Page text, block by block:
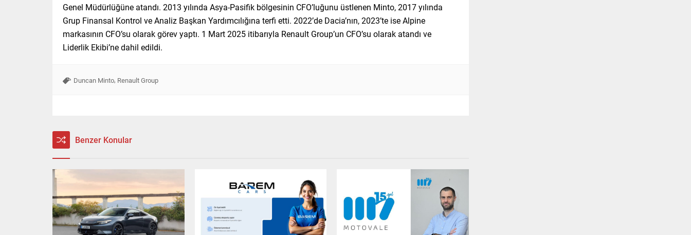
Genel Müdürlüğüne atandı. 2013 yılında Asya-Pasifik bölgesinin CFO’luğunu üstlenen Minto, 2017 yılında
Grup Finansal Kontrol ve Analiz Başkan Yardımcılığına terfi etti. 2022’de Dacia’nın, 2023’te ise Alpine
markasının CFO’su olarak görev yaptı. 1 Mart 2025 itibarıyla Renault Group’un CFO’su olarak atandı ve
Liderlik Ekibi’ne dahil edildi.
Duncan Minto, Renault Group
Benzer Konular